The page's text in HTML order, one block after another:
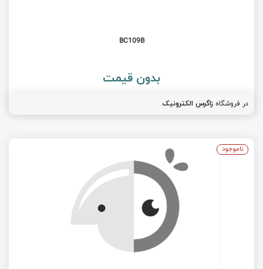
BC109B
بدون قیمت
در فروشگاه زاگرس الکترونیک
ناموجود